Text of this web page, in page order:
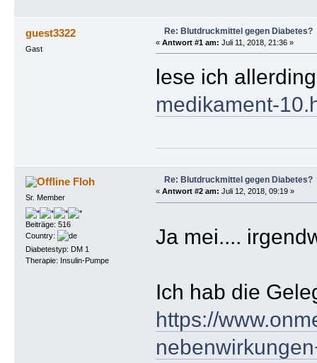
guest3322
Gast
Re: Blutdruckmittel gegen Diabetes?
« Antwort #1 am: Juli 11, 2018, 21:36 »
lese ich
medikament-
Floh
Sr. Member
Beiträge: 516
Country:
Diabetestyp: DM 1
Therapie: Insulin-Pumpe
Re: Blutdruckmittel gegen Diabetes?
« Antwort #2 am: Juli 12, 2018, 09:19 »
Ja mei....
Ich hab die
https://